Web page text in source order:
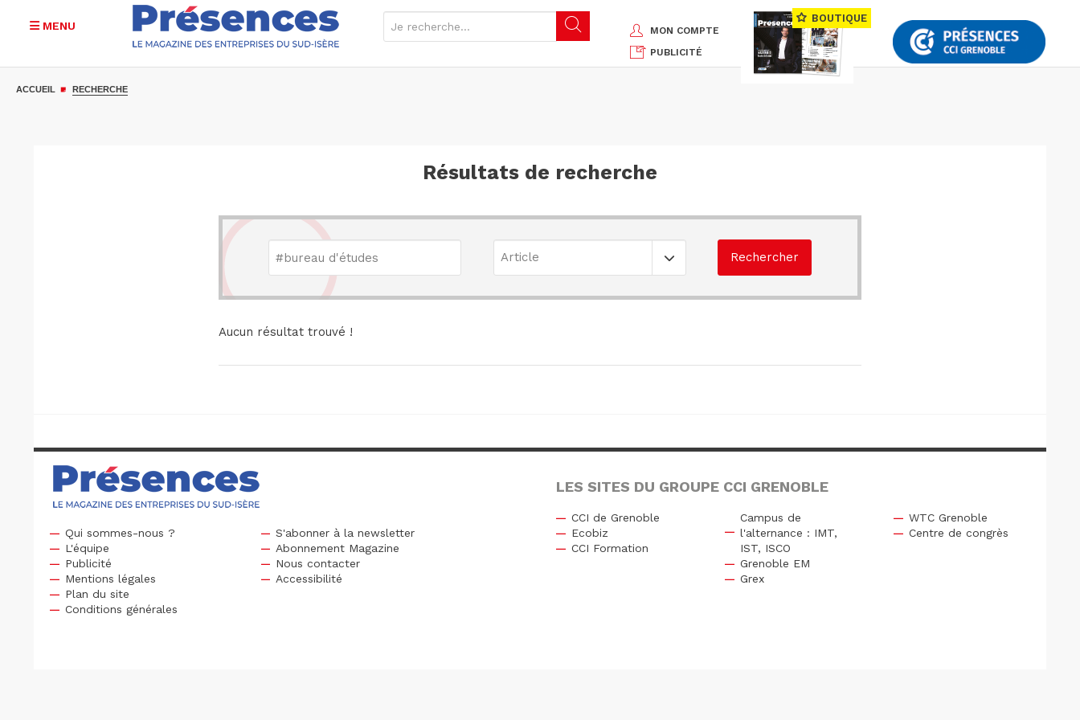
MENU
MON COMPTE
PUBLICITÉ
BOUTIQUE
ACCUEIL RECHERCHE
Résultats de recherche
Aucun résultat trouvé !
Qui sommes-nous ?
L'équipe
Publicité
S'abonner à la newsletter
Abonnement Magazine
Nous contacter
Mentions légales
Plan du site
Conditions générales
Accessibilité
LES SITES DU GROUPE CCI GRENOBLE
CCI de Grenoble
Ecobiz
CCI Formation
Campus de
l'alternance : IMT,
IST, ISCO
Grenoble EM
Grex
WTC Grenoble
Centre de congrès